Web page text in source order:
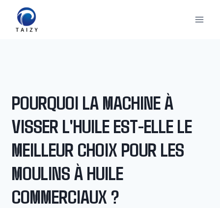
contenu
POURQUOI LA MACHINE À
VISSER L'HUILE EST-ELLE LE
MEILLEUR CHOIX POUR LES
MOULINS À HUILE
COMMERCIAUX ?